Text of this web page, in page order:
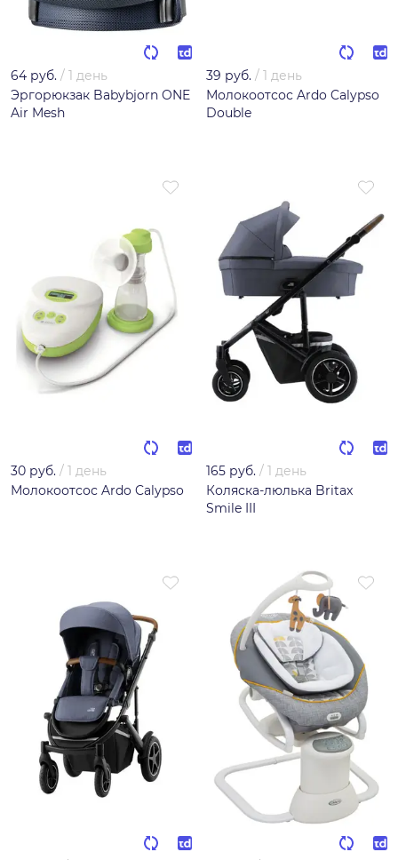
64 руб. / 1 день
Эргорюкзак Babybjorn ONE
Air Mesh
39 руб. / 1 день
Молокоотсос Ardo Calypso
Double
30 руб. / 1 день
Молокоотсос Ardo Calypso
165 руб. / 1 день
Коляска-люлька Britax
Smile III